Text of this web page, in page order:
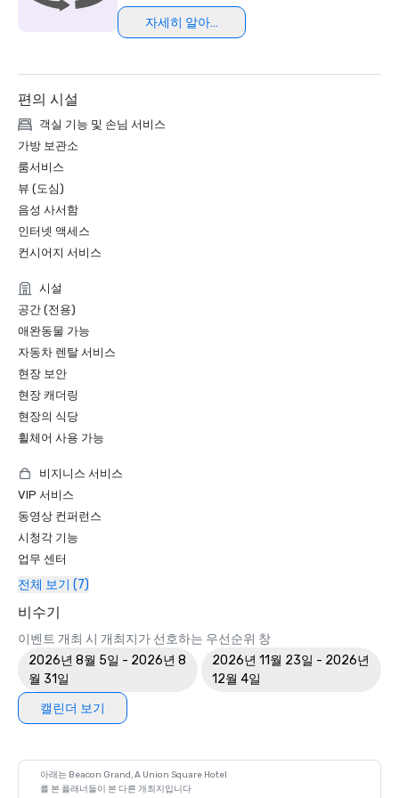
Northstar Meetings Group Stella Award Finalist, 2023
자세히 알아보기
편의 시설
객실 기능 및 손님 서비스
가방 보관소
룸서비스
뷰 (도심)
음성 사서함
인터넷 액세스
컨시어지 서비스
시설
공간 (전용)
애완동물 가능
자동차 렌탈 서비스
현장 보안
현장 캐더링
현장의 식당
휠체어 사용 가능
비지니스 서비스
VIP 서비스
동영상 컨퍼런스
시청각 기능
업무 센터
전체 보기 (7)
비수기
이벤트 개최 시 개최지가 선호하는 우선순위 창
2026년 8월 5일 - 2026년 8
월 31일
2026년 11월 23일 - 2026년
12월 4일
캘린더 보기
아래는 Beacon Grand, A Union Square Hotel
를 본 플래너들이 본 다른 개최지입니다